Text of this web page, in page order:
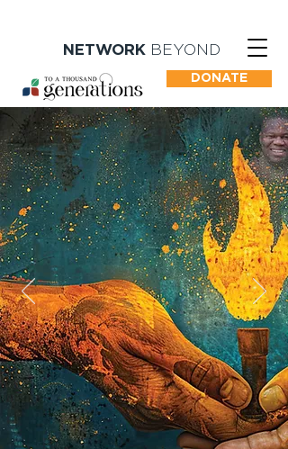
NETWORK BEYOND
DONATE